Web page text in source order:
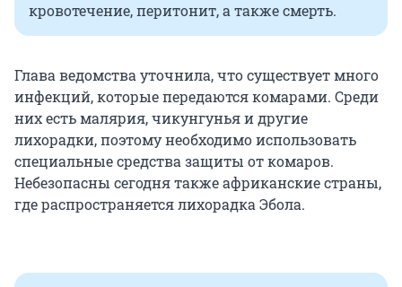
кровотечение, перитонит, а также смерть.
Глава ведомства уточнила, что существует много
инфекций, которые передаются комарами. Среди
них есть малярия, чикунгунья и другие
лихорадки, поэтому необходимо использовать
специальные средства защиты от комаров.
Небезопасны сегодня также африканские страны,
где распространяется лихорадка Эбола.